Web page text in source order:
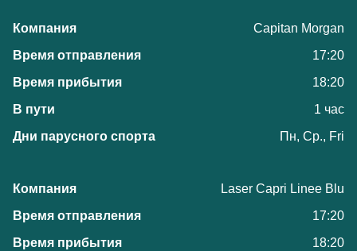
Capitan Morgan
17:20
18:20
1 час
Пн, Ср., Fri
Laser Capri Linee Blu
17:20
18:20